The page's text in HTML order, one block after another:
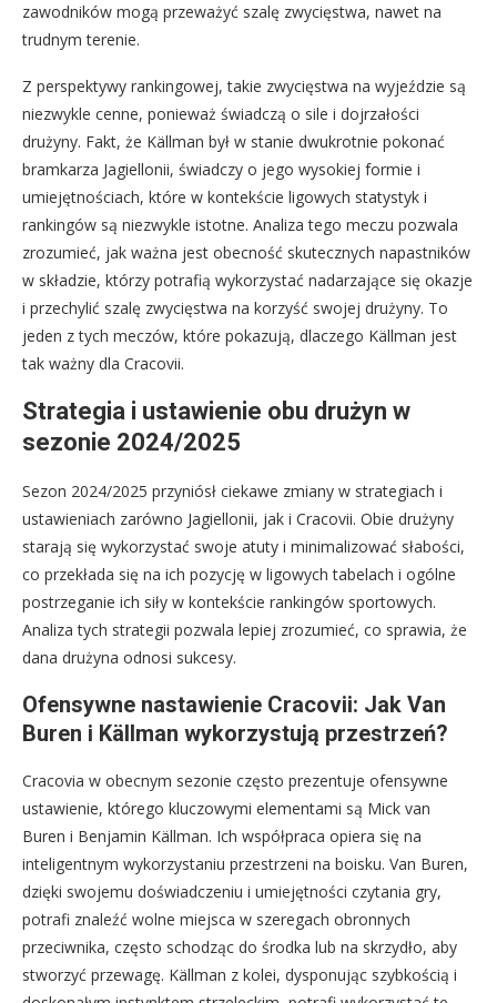
zawodników mogą przeważyć szalę zwycięstwa, nawet na
trudnym terenie.
Z perspektywy rankingowej, takie zwycięstwa na wyjeździe są
niezwykle cenne, ponieważ świadczą o sile i dojrzałości
drużyny. Fakt, że Källman był w stanie dwukrotnie pokonać
bramkarza Jagiellonii, świadczy o jego wysokiej formie i
umiejętnościach, które w kontekście ligowych statystyk i
rankingów są niezwykle istotne. Analiza tego meczu pozwala
zrozumieć, jak ważna jest obecność skutecznych napastników
w składzie, którzy potrafią wykorzystać nadarzające się okazje
i przechylić szalę zwycięstwa na korzyść swojej drużyny. To
jeden z tych meczów, które pokazują, dlaczego Källman jest
tak ważny dla Cracovii.
Strategia i ustawienie obu drużyn w
sezonie 2024/2025
Sezon 2024/2025 przyniósł ciekawe zmiany w strategiach i
ustawieniach zarówno Jagiellonii, jak i Cracovii. Obie drużyny
starają się wykorzystać swoje atuty i minimalizować słabości,
co przekłada się na ich pozycję w ligowych tabelach i ogólne
postrzeganie ich siły w kontekście rankingów sportowych.
Analiza tych strategii pozwala lepiej zrozumieć, co sprawia, że
dana drużyna odnosi sukcesy.
Ofensywne nastawienie Cracovii: Jak Van
Buren i Källman wykorzystują przestrzeń?
Cracovia w obecnym sezonie często prezentuje ofensywne
ustawienie, którego kluczowymi elementami są Mick van
Buren i Benjamin Källman. Ich współpraca opiera się na
inteligentnym wykorzystaniu przestrzeni na boisku. Van Buren,
dzięki swojemu doświadczeniu i umiejętności czytania gry,
potrafi znaleźć wolne miejsca w szeregach obronnych
przeciwnika, często schodząc do środka lub na skrzydło, aby
stworzyć przewagę. Källman z kolei, dysponując szybkością i